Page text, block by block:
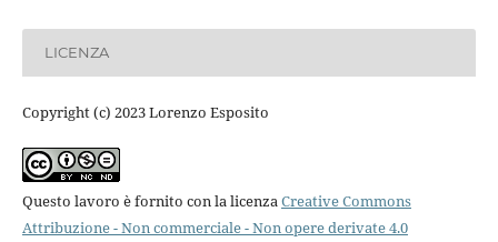
LICENZA
Copyright (c) 2023 Lorenzo Esposito
Questo lavoro è fornito con la licenzaCreative Commons
Attribuzione - Non commerciale - Non opere derivate 4.0